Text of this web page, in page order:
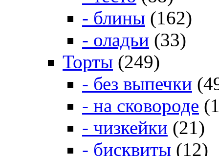
- блины (162)
- оладьи (33)
Торты (249)
- без выпечки
- на сковороде
- чизкейки (21)
- бисквиты (12)